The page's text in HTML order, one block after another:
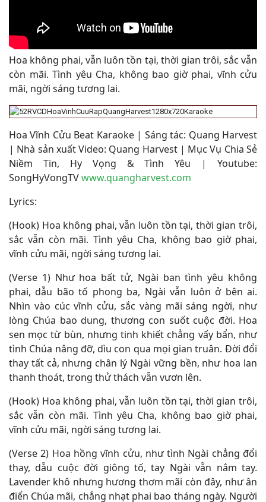
Hoa không phai, vẫn luôn tồn tại, thời gian trôi, sắc vẫn
còn mãi. Tình yêu Cha, không bao giờ phai, vĩnh cửu
mãi, ngời sáng tương lai.
Hoa Vĩnh Cửu Beat Karaoke | Sáng tác: Quang Harvest
| Nhà sản xuất Video: Quang Harvest | Mục Vụ Chia Sẻ
Niềm Tin, Hy Vọng & Tình Yêu | Youtube:
SongHyVongTVwww.quangharvest.com
Lyrics:
(Hook) Hoa không phai, vẫn luôn tồn tại, thời gian trôi,
sắc vẫn còn mãi. Tình yêu Cha, không bao giờ phai,
vĩnh cửu mãi, ngời sáng tương lai.
(Verse 1) Như hoa bất tử, Ngài ban tình yêu không
phai, dẫu bão tố phong ba, Ngài vẫn luôn ở bên ai.
Nhìn vào cúc vĩnh cửu, sắc vàng mãi sáng ngời, như
lòng Chúa bao dung, thương con suốt cuộc đời. Hoa
sen mọc từ bùn, nhưng tinh khiết chẳng vấy bẩn, như
tình Chúa nâng đỡ, dìu con qua mọi gian truân. Đời đổi
thay tất cả, nhưng chân lý Ngài vững bền, như hoa lan
thanh thoát, trong thử thách vẫn vươn lên.
(Hook) Hoa không phai, vẫn luôn tồn tại, thời gian trôi,
sắc vẫn còn mãi. Tình yêu Cha, không bao giờ phai,
vĩnh cửu mãi, ngời sáng tương lai.
(Verse 2) Hoa hồng vĩnh cửu, như tình Ngài chẳng đổi
thay, dẫu cuộc đời giông tố, tay Ngài vẫn nắm tay.
Lavender khô nhưng hương thơm mãi còn đây, như ân
điển Chúa mãi, chẳng nhạt phai bao tháng ngày. Người